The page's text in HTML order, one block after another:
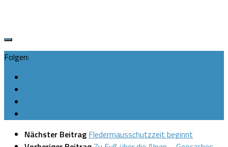
Folgen:
Nächster Beitrag Fledermausschutzzeit beginnt